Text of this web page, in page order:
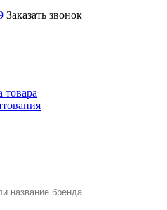
Заказать звонок
товара